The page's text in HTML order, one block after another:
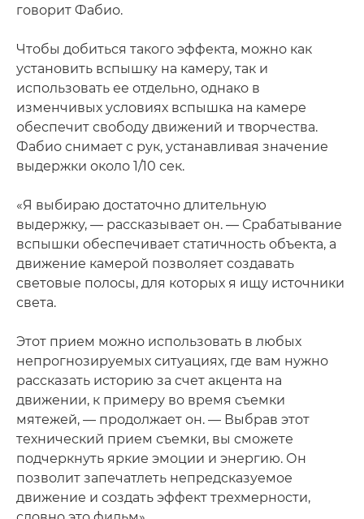
говорит Фабио.
Чтобы добиться такого эффекта, можно как
установить вспышку на камеру, так и
использовать ее отдельно, однако в
изменчивых условиях вспышка на камере
обеспечит свободу движений и творчества.
Фабио снимает с рук, устанавливая значение
выдержки около 1/10 сек.
«Я выбираю достаточно длительную
выдержку, — рассказывает он. — Срабатывание
вспышки обеспечивает статичность объекта, а
движение камерой позволяет создавать
световые полосы, для которых я ищу источники
света.
Этот прием можно использовать в любых
непрогнозируемых ситуациях, где вам нужно
рассказать историю за счет акцента на
движении, к примеру во время съемки
мятежей, — продолжает он. — Выбрав этот
технический прием съемки, вы сможете
подчеркнуть яркие эмоции и энергию. Он
позволит запечатлеть непредсказуемое
движение и создать эффект трехмерности,